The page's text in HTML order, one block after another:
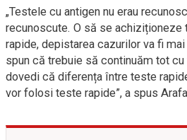
„Testele cu antigen nu erau
recunoscute. O să se
rapide, depistarea cazurilor va fi
spun că trebuie să continuăm tot
dovedi că diferența între teste
vor folosi teste rapide”, a spus